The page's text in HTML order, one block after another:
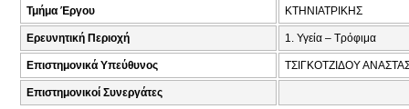
Τμήμα Έργου ΚΤΗΝΙΑΤΡΙΚΗΣ
Ερευνητική Περιοχή 1. Υγεία – Τρόφιμα
Επιστημονικά Υπεύθυνος ΤΣΙΓΚΟΤΖΙΔΟΥ
Επιστημονικοί Συνεργάτες